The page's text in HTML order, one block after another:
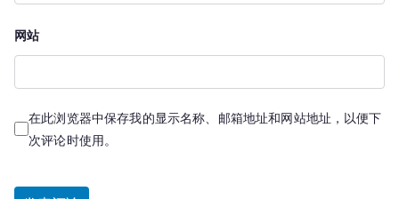
网站
在此浏览器中保存我的显示名称、邮箱地址和网站地址，以便下
次评论时使用。